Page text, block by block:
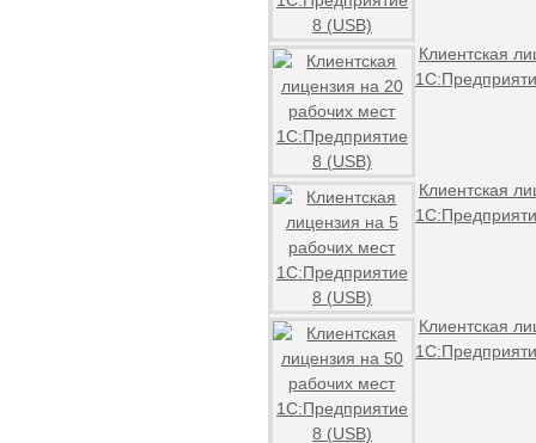
Клиентская
Клиентская
Клиентская